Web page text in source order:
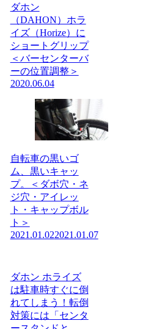
ダホン
（DAHON）ホラ
イズ（Horize）に
ショートグリップ
＜バーセンターバ
ーの位置調整＞
2020.06.04
自転車の黒いゴ
ム、黒いキャッ
プ。＜ダボ穴・ネ
ジ穴・アイレッ
ト・キャップボル
ト＞
2021.01.022021.01.07
ダホン ホライズ
は駐車時すぐに倒
れてしまう！転倒
対策には「センタ